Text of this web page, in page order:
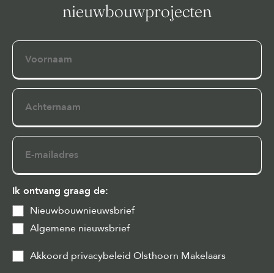
nieuwbouwprojecten
Voornaam
Achternaam
E-
mailadres
Ik ontvang graag de:
Nieuwbouwnieuwsbrief
Algemene nieuwsbrief
PrivacyAkkoord privacybeleid Olsthoorn Makelaars